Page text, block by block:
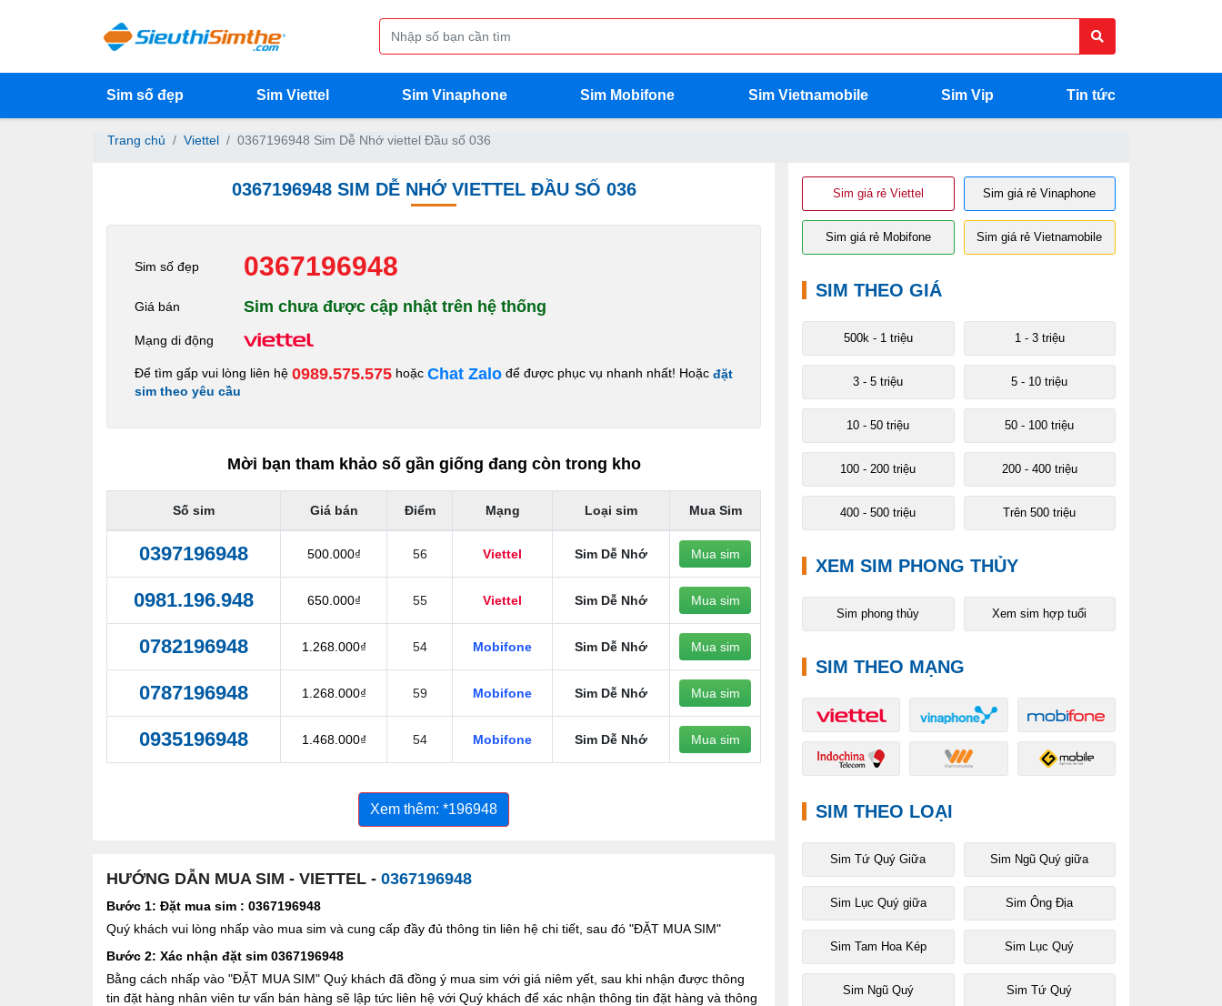
Sim số đẹp Sim Viettel Sim Vinaphone Sim Mobifone Sim Vietnamobile Sim Vip Tin tức
Trang chủ Viettel 0367196948 Sim Dễ Nhớ viettel Đầu số 036
0367196948 SIM DỄ NHỚ VIETTEL ĐẦU SỐ 036
Sim số đẹp 0367196948
Giá bán Sim chưa được cập nhật trên hệ thống
Mạng di động
Để tìm gấp vui lòng liên hệ 0989.575.575 hoặc Chat Zalo để được phục vụ nhanh nhất! Hoặc đặt
sim theo yêu cầu
Mời bạn tham khảo số gần giống đang còn trong kho
Số sim Giá bán Điểm Mạng Loại sim Mua Sim
0397196948 500.000₫ 56 Viettel Sim Dễ Nhớ Mua sim
0981.196.948 650.000₫ 55 Viettel Sim Dễ Nhớ Mua sim
0782196948 1.268.000₫ 54 Mobifone Sim Dễ Nhớ Mua sim
0787196948 1.268.000₫ 59 Mobifone Sim Dễ Nhớ Mua sim
0935196948 1.468.000₫ 54 Mobifone Sim Dễ Nhớ Mua sim
Xem thêm: *196948
HƯỚNG DẪN MUA SIM - VIETTEL - 0367196948
Bước 1: Đặt mua sim : 0367196948
Quý khách vui lòng nhấp vào mua sim và cung cấp đầy đủ thông tin liên hệ chi tiết, sau đó "ĐẶT MUA SIM"
Bước 2: Xác nhận đặt sim 0367196948
Bằng cách nhấp vào "ĐẶT MUA SIM" Quý khách đã đồng ý mua sim với giá niêm yết, sau khi nhận được thông
tin đặt hàng nhân viên tư vấn bán hàng sẽ lập tức liên hệ với Quý khách để xác nhận thông tin đặt hàng và thông
Sim giá rẻ Viettel Sim giá rẻ Vinaphone
Sim giá rẻ Mobifone Sim giá rẻ Vietnamobile
SIM THEO GIÁ
500k - 1 triệu 1 - 3 triệu
3 - 5 triệu 5 - 10 triệu
10 - 50 triệu 50 - 100 triệu
100 - 200 triệu 200 - 400 triệu
400 - 500 triệu Trên 500 triệu
XEM SIM PHONG THỦY
Sim phong thủy Xem sim hợp tuổi
SIM THEO MẠNG
SIM THEO LOẠI
Sim Tứ Quý Giữa Sim Ngũ Quý giữa
Sim Lục Quý giữa Sim Ông Địa
Sim Tam Hoa Kép Sim Lục Quý
Sim Ngũ Quý Sim Tứ Quý